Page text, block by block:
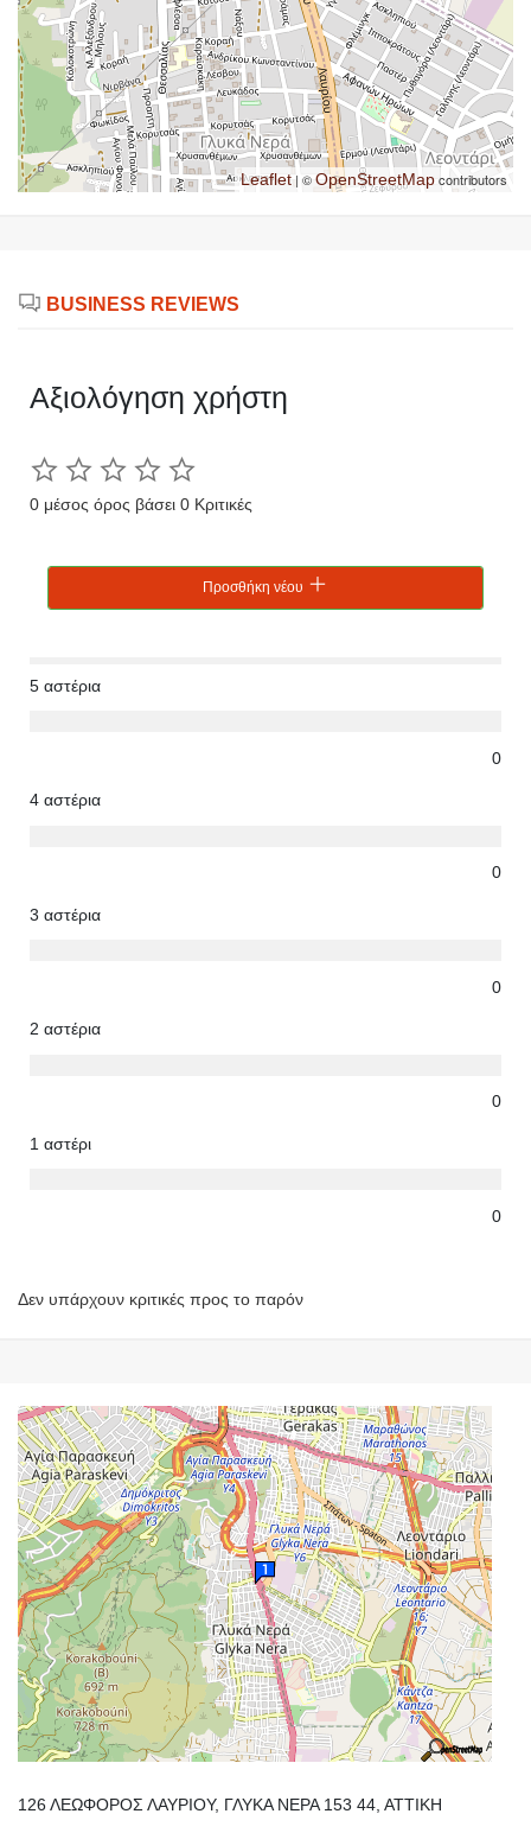
Leaflet| ©OpenStreetMapcontributors
BUSINESS REVIEWS
Αξιολόγηση χρήστη
0 μέσος όρος βάσει 0 Κριτικές
Προσθήκη νέου
5 αστέρια
0
4 αστέρια
0
3 αστέρια
0
2 αστέρια
0
1 αστέρι
0
Δεν υπάρχουν κριτικές προς το παρόν
126 ΛΕΩΦΟΡΟΣ ΛΑΥΡΙΟΥ, ΓΛΥΚΑ ΝΕΡΑ 153 44, ΑΤΤΙΚΗ